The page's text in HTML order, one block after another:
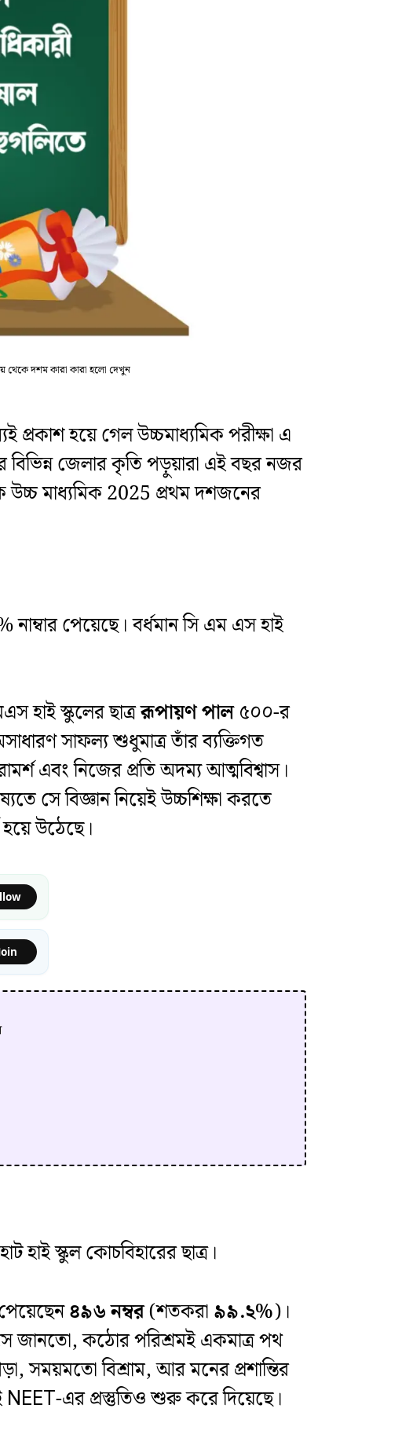
থেকে দশম কারা কারা হলো দেখুন
প্রকাশ হয়ে গেল উচ্চমাধ্যমিক পরীক্ষা এ
বিভিন্ন জেলার কৃতি পড়ুয়ারা এই বছর নজর
মাধ্যমিক 2025 প্রথম দশজনের
পেয়েছে। বর্ধমান সি এম এস হাই
হাই স্কুলের ছাত্ররূপায়ণ পাল৫০০-র
সাফল্য শুধুমাত্র তাঁর ব্যক্তিগত
এবং নিজের প্রতি অদম্য আত্মবিশ্বাস।
সে বিজ্ঞান নিয়েই উচ্চশিক্ষা করতে
উঠেছে।
হাই স্কুল কোচবিহারের ছাত্র।
৪৯৬ নম্বর(শতকরা ৯৯.২%)।
সে জানতো, কঠোর পরিশ্রমই একমাত্র পথ
সময়মতো বিশ্রাম, আর মনের প্রশান্তির
এর প্রস্তুতিও শুরু করে দিয়েছে।